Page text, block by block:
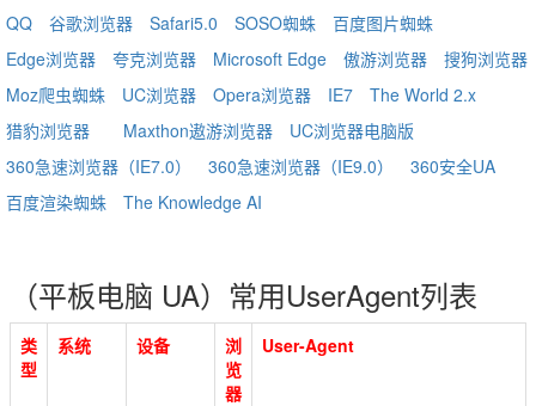
QQ
谷歌浏览器 Safari5.0 SOSO蜘蛛
百度图片蜘蛛
Edge浏览器
夸克浏览器 Microsoft Edge 傲游浏览器
搜狗浏览器
Moz爬虫蜘蛛
UC浏览器 Opera浏览器 IE7
The World 2.x
猎豹浏览器
Maxthon遨游浏览器
UC浏览器电脑版
360急速浏览器（IE7.0）
360急速浏览器（IE9.0）
360安全UA
百度渲染蜘蛛
The Knowledge AI
（平板电脑 UA）常用UserAgent列表
类
型
系统 设备
浏
览
器
User-Agent